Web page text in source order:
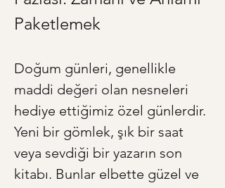
Paketlemek
Doğum günleri, genellikle
maddi değeri olan nesneleri
hediye ettiğimiz özel günlerdir.
Yeni bir gömlek, şık bir saat
veya sevdiği bir yazarın son
kitabı. Bunlar elbette güzel ve